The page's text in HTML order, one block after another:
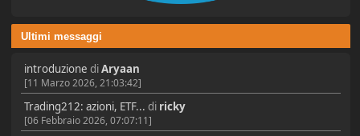
Ultimi messaggi
introduzione diAryaan
[11 Marzo 2026, 21:03:42]
Trading212: azioni, ETF... di ricky
[06 Febbraio 2026, 07:07:11]